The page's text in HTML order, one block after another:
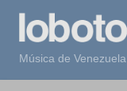
Música de Venezuela